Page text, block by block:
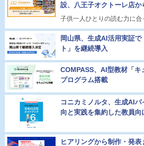
設、八王子オクトーレ店か
子供一人ひとりの読む力に合
岡山県、生成AI活用実証で
ト」を継続導入
COMPASS、AI型教材「キ
プログラム搭載
コニカミノルタ、生成AI
向と実践を集約した教員向
ヒアリングから制作・発